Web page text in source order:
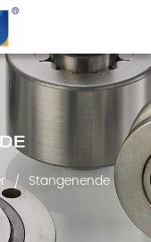
/ Stangenende